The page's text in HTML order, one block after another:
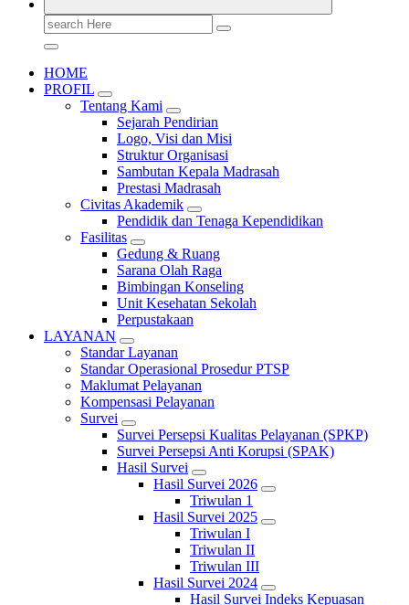
Search
for:
HOME
PROFIL
Tentang Kami
Sejarah Pendirian
Logo, Visi dan Misi
Struktur Organisasi
Sambutan Kepala Madrasah
Prestasi Madrasah
Civitas Akademik
Pendidik dan Tenaga Kependidikan
Fasilitas
Gedung & Ruang
Sarana Olah Raga
Bimbingan Konseling
Unit Kesehatan Sekolah
Perpustakaan
LAYANAN
Standar Layanan
Standar Operasional Prosedur PTSP
Maklumat Pelayanan
Kompensasi Pelayanan
Survei
Survei Persepsi Kualitas Pelayanan (SPKP)
Survei Persepsi Anti Korupsi (SPAK)
Hasil Survei
Hasil Survei 2026
Triwulan 1
Hasil Survei 2025
Triwulan I
Triwulan II
Triwulan III
Hasil Survei 2024
Hasil Survei Indeks Kepuasan